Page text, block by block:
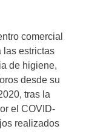
comercial
las estrictas
de higiene,
desde su
tras la
el COVID-
realizados